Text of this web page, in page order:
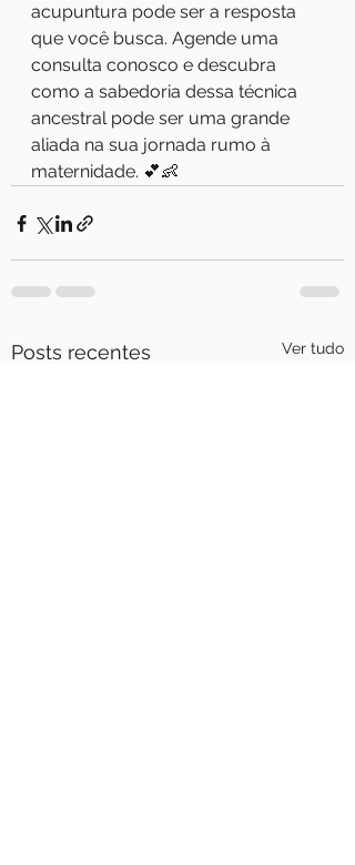
acupuntura pode ser a resposta
que você busca. Agende uma
consulta conosco e descubra
como a sabedoria dessa técnica
ancestral pode ser uma grande
aliada na sua jornada rumo à
maternidade. 💕👶
Posts recentes Ver tudo